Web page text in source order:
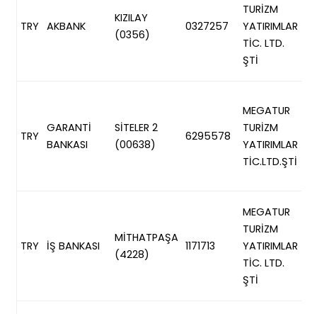
TRY AKBANK
KIZILAY
(0356)
0327257
TURİZM
YATIRIMLAR
TİC. LTD.
ŞTİ
TRY
GARANTİ
BANKASI
SİTELER 2
(00638)
6295578
MEGATUR
TURİZM
YATIRIMLAR
TİC.LTD.ŞTİ
TRY İŞ BANKASI
MİTHATPAŞA
(4228)
1171713
MEGATUR
TURİZM
YATIRIMLAR
TİC. LTD.
ŞTİ